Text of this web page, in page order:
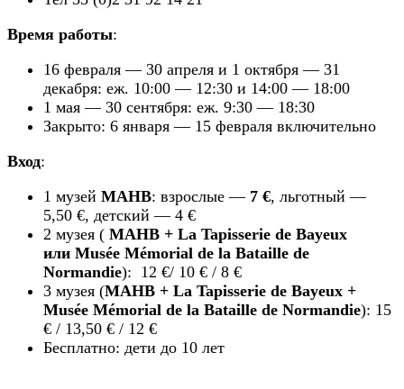
Время работы:
16 февраля — 30 апреля и 1 октября — 31
декабря: еж. 10:00 — 12:30 и 14:00 — 18:00
1 мая — 30 сентября: еж. 9:30 — 18:30
Закрыто: 6 января — 15 февраля включительно
Вход:
1 музей MAHB: взрослые — 7 €, льготный —
5,50 €, детский — 4 €
2 музея ( MAHB + La Tapisserie de Bayeux
или Musée Mémorial de la Bataille de
Normandie): 12 €/ 10 € / 8 €
3 музея (MAHB + La Tapisserie de Bayeux +
Musée Mémorial de la Bataille de Normandie): 15
€ / 13,50 € / 12 €
Бесплатно: дети до 10 лет